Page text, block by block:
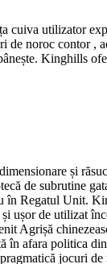
cuiva utilizator
de noroc contor ,
Kinghills
și
de subrutine
în Regatul Unit.
ușor de utilizat
Agrișă
în afara politica
jocuri